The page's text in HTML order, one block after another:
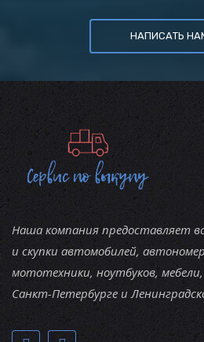
НАПИСАТЬ
Наша компания предоставляет
и скупки автомобилей,
мототехники, ноутбуков,
Санкт-Петербурге и